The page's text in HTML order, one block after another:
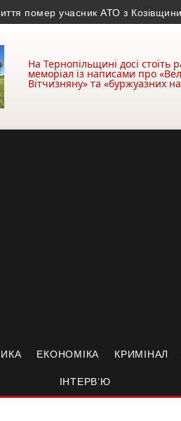
учасник АТО з Козівщини • На
На Тернопільщині досі стоїть
меморіал із написами про
Вітчизняну» та «буржуазних
ЕКОНОМІКА КРИМІНАЛ
ІНТЕРВ’Ю